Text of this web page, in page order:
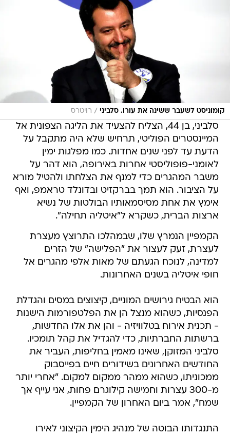
קומוניסט לשעבר ששינה את עורו. סלביני / רויטרס
סלביני, בן 44, הצליח להצעיד את הליגה הצפונית אל
המיינסטרים הפוליטי, תרחיש שלא היה מתקבל על
הדעת עד לפני שנים אחדות. כמו מפלגות ימין
לאומני-פופוליסטי אחרות באירופה, הוא דהר על
משבר המהגרים כדי למנף את הצלחתו ולהטיל מורא
על הציבור. הוא תמך בברקזיט ובדונלד טראמפ, ואף
אימץ את אחת מסיסמאותיו הבולטות של נשיא
ארצות הברית, כשקרא ל"איטליה תחילה".
הקמפיין הנמרץ שלו, שבמהלכו התרוצץ מעצרת
לעצרת, זעק לעצור את "הפלישה" של הזרים
למדינה, לנוכח הגעתם של מאות אלפי מהגרים אל
חופי איטליה בשנים האחרונות.
הוא הבטיח גירושים המוניים, קיצוצים במסים והגדלת
הפנסיות, כשהוא מנצל הן את הפלטפורמות הישנות
- תכנית אירוח בטלוויזיה - והן את אלו החדשות,
ברשתות החברתיות, כדי להגדיל את קהל תומכיו.
סלביני המזוקן, שאינו מאמין בחליפות, העביר את
החודשים האחרונים בשידורים חיים בפייסבוק
ממכוניתו, כשהוא ממהר ממקום למקום. "אחרי יותר
מ-300 עצרות וחמישה קילוגרם פחות, אני עייף אך
שמח", אמר ביום האחרון של הקמפיין.
התנגדותו הבוטה של מנהיג הימין הקיצוני לאירו